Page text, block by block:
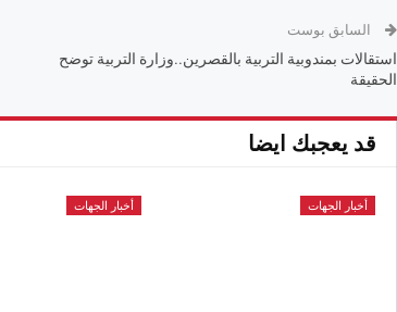
السابق بوست
استقالات بمندوبية التربية بالقصرين..وزارة التربية توضح
الحقيقة
قد يعجبك ايضا
أخبار الجهات أخبار الجهات